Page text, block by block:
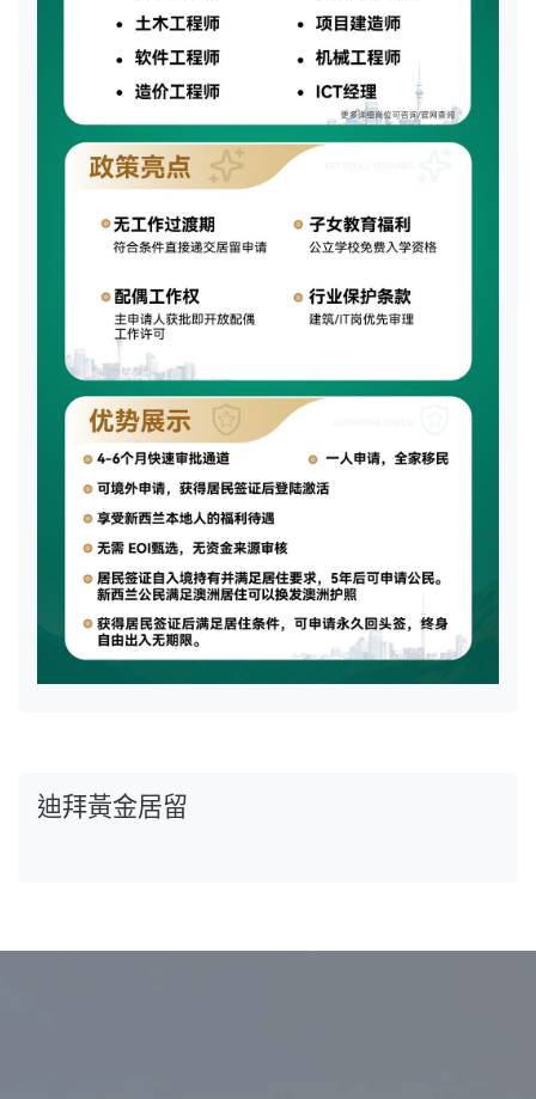
迪拜黃金居留